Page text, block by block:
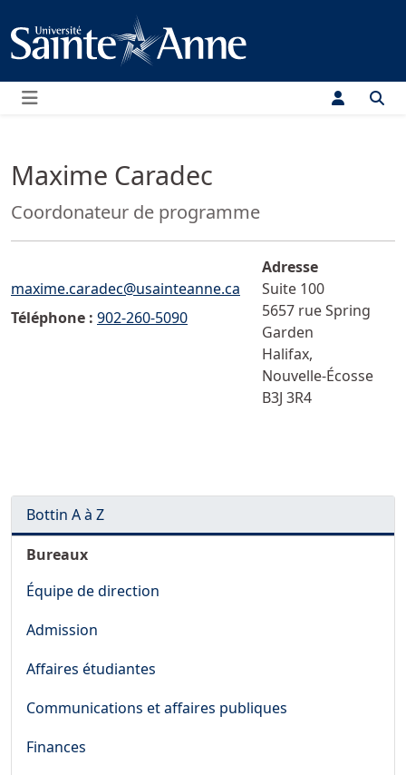
Menu
Maxime Caradec
Fonction:
Coordonateur de programme
Courriel :">
maxime.caradec@usainteanne.ca
Téléphone : 902-260-5090
Adresse
Suite 100
5657 rue Spring
Garden
Halifax,
Nouvelle-Écosse
B3J 3R4
Bottin A à Z
Bureaux
Équipe de direction
Admission
Affaires étudiantes
Communications et affaires publiques
Finances